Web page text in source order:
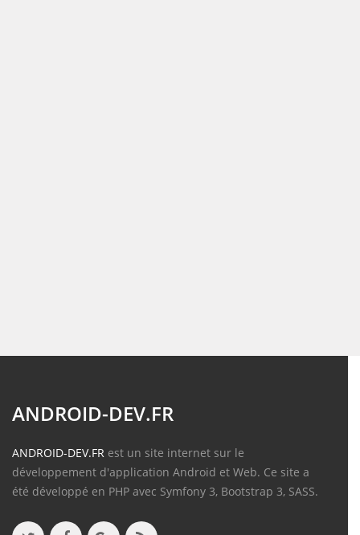
ANDROID-DEV.FR
ANDROID-DEV.FR est un site internet sur le
développement d'application Android et Web. Ce site a
été développé en PHP avec Symfony 3, Bootstrap 3, SASS.